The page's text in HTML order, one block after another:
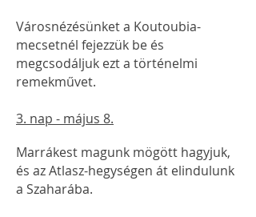
Városnézésünket a Koutoubia-
mecsetnél fejezzük be és
megcsodáljuk ezt a történelmi
remekművet.
3. nap - május 8.
Marrákest magunk mögött hagyjuk,
és az Atlasz-hegységen át elindulunk
a Szaharába.